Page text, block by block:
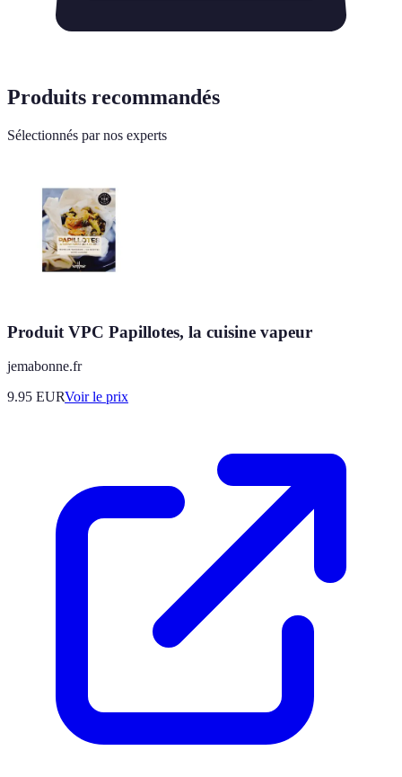
Produits recommandés
Sélectionnés par nos experts
Produit VPC Papillotes, la cuisine vapeur
jemabonne.fr
9.95 EURVoir le prix